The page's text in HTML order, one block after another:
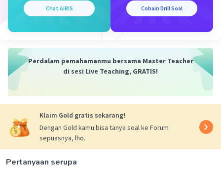
Iklan
Chat AiRIS Cobain Drill Soal
Perdalam pemahamanmu bersama Master Teacher
di sesi Live Teaching, GRATIS!
Klaim Gold gratis sekarang!
Dengan Gold kamu bisa tanya soal ke Forum
sepuasnya, lho.
Pertanyaan serupa